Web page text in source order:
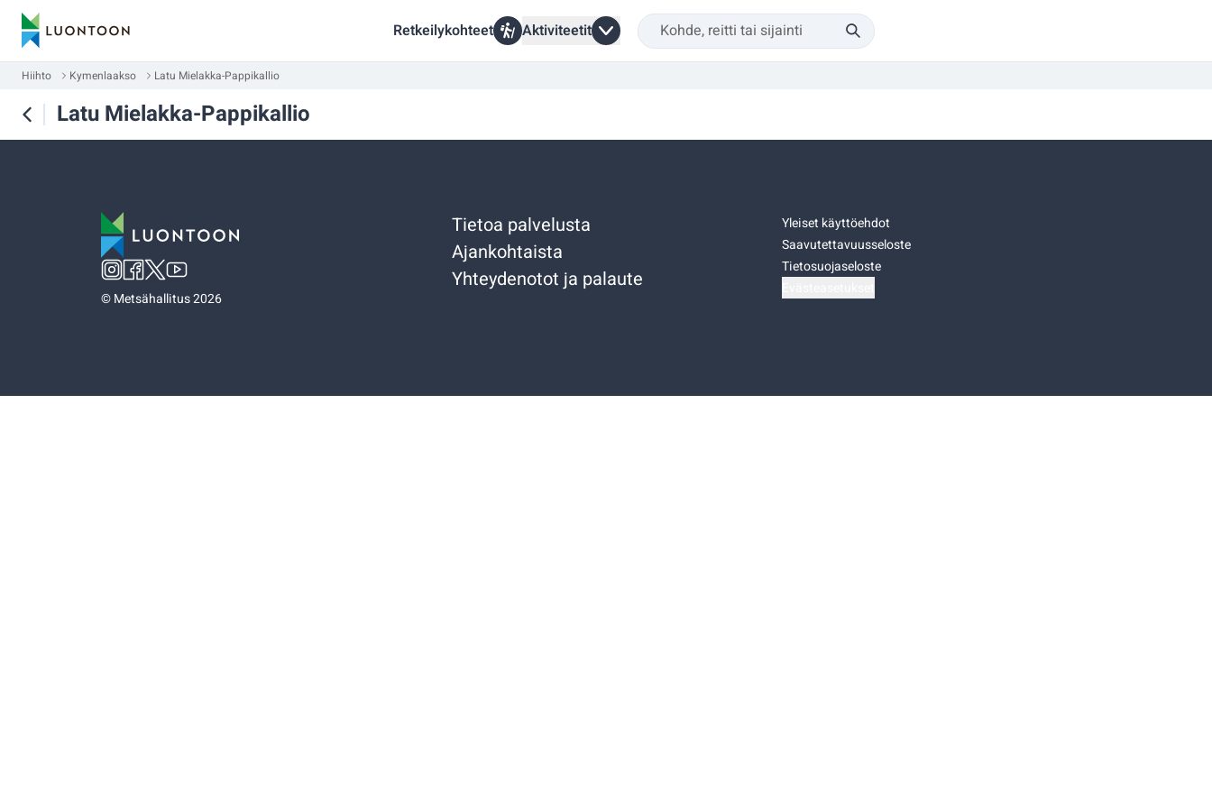
Retkeilykohteet Aktiviteetit
Hiihto Kymenlaakso Latu Mielakka-Pappikallio
Latu Mielakka-Pappikallio
©Metsähallitus 2026
Tietoa palvelusta
Ajankohtaista
Yhteydenotot ja palaute
Yleiset käyttöehdot
Saavutettavuusseloste
Tietosuojaseloste